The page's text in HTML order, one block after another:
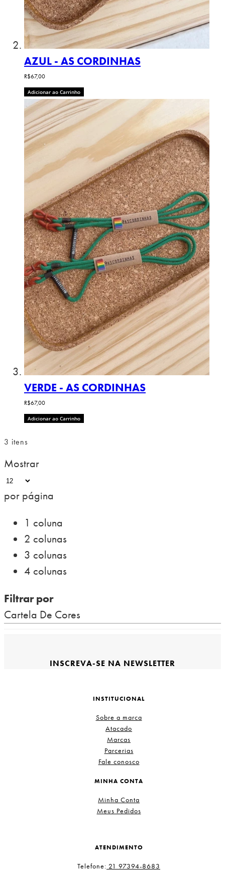
AZUL - AS CORDINHAS
R$67,00
Adicionar ao Carrinho
VERDE - AS CORDINHAS
R$67,00
Adicionar ao Carrinho
3 itens
Mostrar
por página
1 coluna
2 colunas
3 colunas
4 colunas
Filtrar por
Cartela De Cores
INSCREVA-SE NA NEWSLETTER
INSTITUCIONAL
Sobre a marca
Atacado
Marcas
Parcerias
Fale conosco
MINHA CONTA
Minha Conta
Meus Pedidos
ATENDIMENTO
Telefone: 21 97394-8683